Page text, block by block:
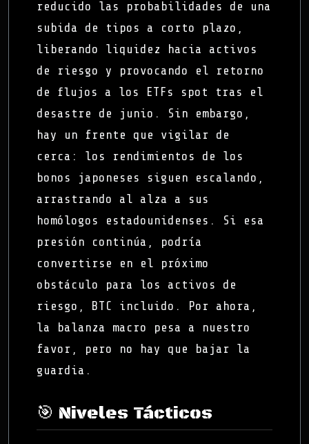
reducido las probabilidades de una
subida de tipos a corto plazo,
liberando liquidez hacia activos
de riesgo y provocando el retorno
de flujos a los ETFs spot tras el
desastre de junio. Sin embargo,
hay un frente que vigilar de
cerca: los rendimientos de los
bonos japoneses siguen escalando,
arrastrando al alza a sus
homólogos estadounidenses. Si esa
presión continúa, podría
convertirse en el próximo
obstáculo para los activos de
riesgo, BTC incluido. Por ahora,
la balanza macro pesa a nuestro
favor, pero no hay que bajar la
guardia.
🎯 Niveles Tácticos